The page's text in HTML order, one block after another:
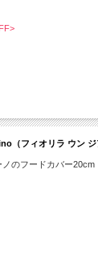
（フィオリラ ウン
のフードカバー20cm